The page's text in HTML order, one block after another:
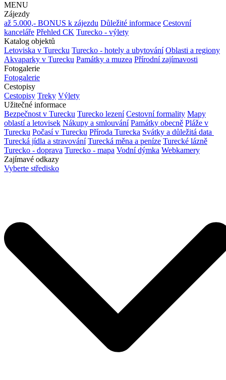
MENU
Zájezdy
až 5.000,- BONUS k zájezdu Důležité informace Cestovní
kanceláře Přehled CK Turecko - výlety
Katalog objektů
Letoviska v Turecku Turecko - hotely a ubytování Oblasti a regiony
Akvaparky v Turecku Památky a muzea Přírodní zajímavosti
Fotogalerie
Fotogalerie
Cestopisy
Cestopisy Treky Výlety
Užitečné informace
Bezpečnost v Turecku Turecko lezení Cestovní formality Mapy
oblastí a letovisek Nákupy a smlouvání Památky obecně Pláže v
Turecku Počasí v Turecku Příroda Turecka Svátky a důležitá data
Turecká jídla a stravování Turecká měna a peníze Turecké lázně
Turecko - doprava Turecko - mapa Vodní dýmka Webkamery
Zajímavé odkazy
Vyberte středisko